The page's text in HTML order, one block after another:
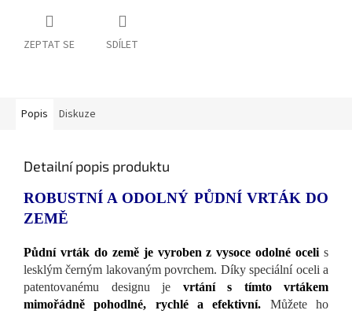
ZEPTAT SE SDÍLET
Popis Diskuze
Detailní popis produktu
ROBUSTNÍ A ODOLNÝ PŮDNÍ VRTÁK DO
ZEMĚ
Půdní vrták do země je vyroben z vysoce odolné oceli s
lesklým černým lakovaným povrchem. Díky speciální oceli a
patentovanému designu je vrtání s tímto vrtákem
mimořádně pohodlné, rychlé a efektivní. Můžete ho